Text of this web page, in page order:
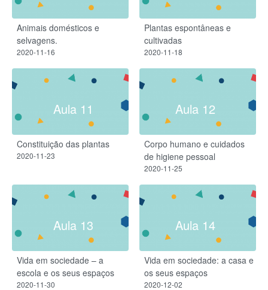
Animais domésticos e
selvagens​.
2020-11-16
Plantas espontâneas e
cultivadas
2020-11-18
Aula 11
Constituição das plantas
2020-11-23
Aula 12
Corpo humano e cuidados
de higiene pessoal
2020-11-25
Aula 13
Vida em sociedade – a
escola e os seus espaços
2020-11-30
Aula 14
Vida em sociedade: a casa e
os seus espaços
2020-12-02